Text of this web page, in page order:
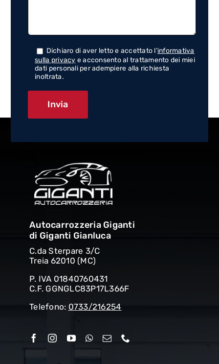
Dichiaro di aver letto e accettato l’informativa
sulla privacy e acconsento al trattamento dei miei
dati personali per adempiere alla richiesta
inoltrata.
Autocarrozzeria Giganti
di Giganti Gianluca
C.da Sterpare 3/C
Treia 62010 (MC)
P. IVA 01840760431
C.F. GGNGLC83P17L366F
Telefono: 0733/216254